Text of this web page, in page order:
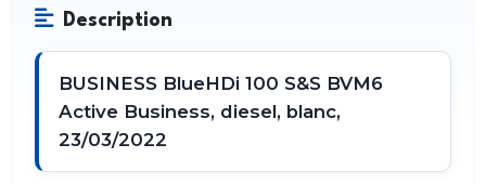
Description
BUSINESS BlueHDi 100 S&S BVM6
Active Business, diesel, blanc,
23/03/2022